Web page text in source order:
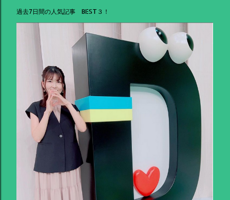
過去7日間の人気記事 BEST３！